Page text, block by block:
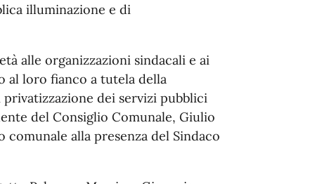
illuminazione e di
alle organizzazioni sindacali e ai
al loro fianco a tutela della
dei servizi pubblici
del Consiglio Comunale, Giulio
alla presenza del Sindaco